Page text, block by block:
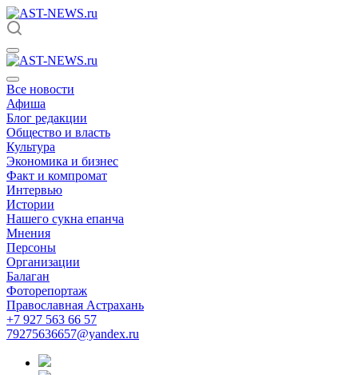
Все новости
Афиша
Блог редакции
Общество и власть
Культура
Экономика и бизнес
Факт и компромат
Интервью
Истории
Нашего сукна епанча
Мнения
Персоны
Организации
Балаган
Фоторепортаж
Православная Астрахань
+7 927 563 66 57
79275636657@yandex.ru